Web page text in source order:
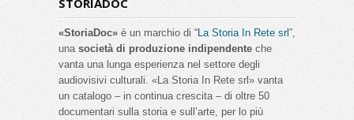
STORIADOC
«StoriaDoc» è un marchio di “La Storia In Rete srl”,
una società di produzione indipendente che
vanta una lunga esperienza nel settore degli
audiovisivi culturali. «La Storia In Rete srl» vanta
un catalogo – in continua crescita – di oltre 50
documentari sulla storia e sull’arte, per lo più